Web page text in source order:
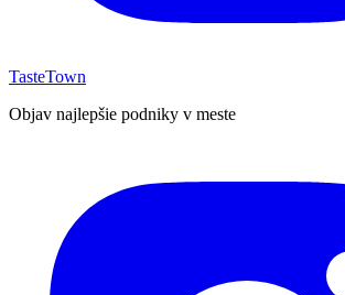
TasteTown
Objav najlepšie podniky v meste